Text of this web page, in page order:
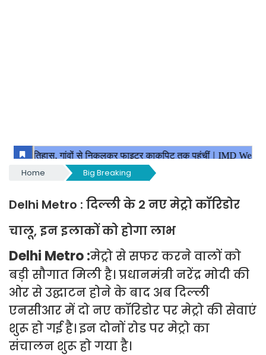
Home Big Breaking
Delhi Metro : दिल्ली के 2 नए मेट्रो कॉरिडोर
चालू, इन इलाकों को होगा लाभ
Delhi Metro :मेट्रो से सफर करने वालों को
बड़ी सौगात मिली है। प्रधानमंत्री नरेंद्र मोदी की
ओर से उद्घाटन होने के बाद अब दिल्ली
एनसीआर में दो नए कॉरिडोर पर मेट्रो की सेवाएं
शुरू हो गई है। इन दोनों रोड पर मेट्रो का
संचालन शुरू हो गया है।